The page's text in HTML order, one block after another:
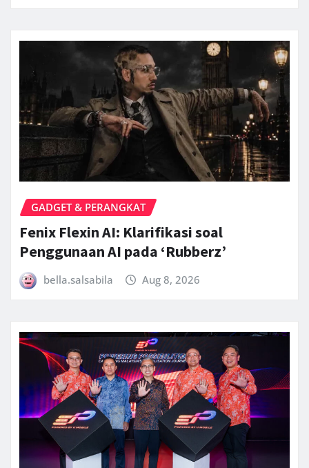
GADGET & PERANGKAT
Fenix Flexin AI: Klarifikasi soal
Penggunaan AI pada ‘Rubberz’
bella.salsabila Aug 8, 2026